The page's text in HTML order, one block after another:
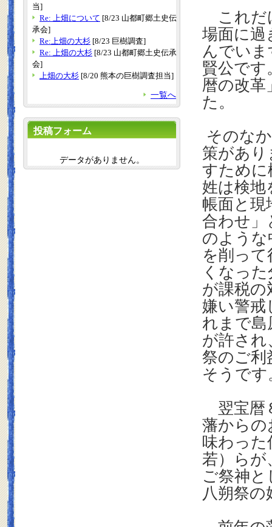
これだ
場面に過
んでいま
賢公です
暦の改革
た。
そのな
策があり
すために
姓は検地
帳面と現
合わせ」
のような
を削っ
くなっ
が課税の
嫌い警戒
れまで島
が許され
祭のご利
そうです
翌宝暦
藩からの
味わった
若）らが
ご祭神
八朔祭
当]
Re: 上畑について [8/23 山都町郷土史伝
承会]
Re:上畑の大杉 [8/23 巨樹調査]
Re: 上畑の大杉 [8/23 山都町郷土史伝承
会]
上畑の大杉 [8/20 熊本の巨樹調査担当]
一覧へ
投稿フォーム
データがありません。